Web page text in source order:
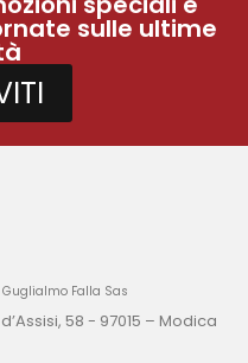
sulle ultime
Falla Sas
58 - 97015 – Modica